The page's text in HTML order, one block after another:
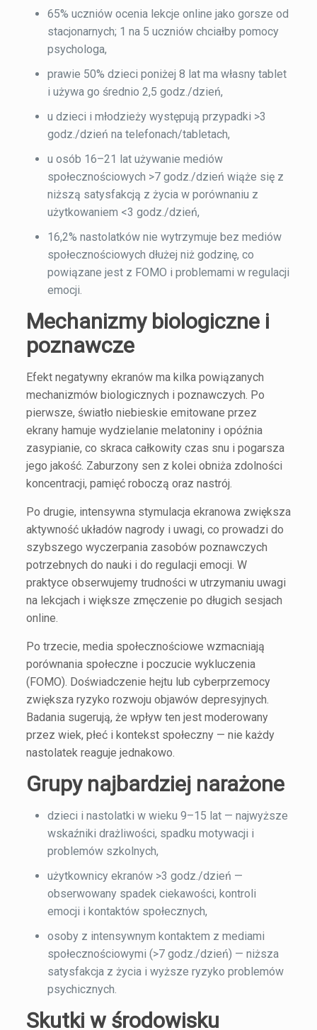
65% uczniów ocenia lekcje online jako gorsze od
stacjonarnych; 1 na 5 uczniów chciałby pomocy
psychologa,
prawie 50% dzieci poniżej 8 lat ma własny tablet
i używa go średnio 2,5 godz./dzień,
u dzieci i młodzieży występują przypadki >3
godz./dzień na telefonach/tabletach,
u osób 16–21 lat używanie mediów
społecznościowych >7 godz./dzień wiąże się z
niższą satysfakcją z życia w porównaniu z
użytkowaniem <3 godz./dzień,
16,2% nastolatków nie wytrzymuje bez mediów
społecznościowych dłużej niż godzinę, co
powiązane jest z FOMO i problemami w regulacji
emocji.
Mechanizmy biologiczne i
poznawcze
Efekt negatywny ekranów ma kilka powiązanych
mechanizmów biologicznych i poznawczych. Po
pierwsze, światło niebieskie emitowane przez
ekrany hamuje wydzielanie melatoniny i opóźnia
zasypianie, co skraca całkowity czas snu i pogarsza
jego jakość. Zaburzony sen z kolei obniża zdolności
koncentracji, pamięć roboczą oraz nastrój.
Po drugie, intensywna stymulacja ekranowa zwiększa
aktywność układów nagrody i uwagi, co prowadzi do
szybszego wyczerpania zasobów poznawczych
potrzebnych do nauki i do regulacji emocji. W
praktyce obserwujemy trudności w utrzymaniu uwagi
na lekcjach i większe zmęczenie po długich sesjach
online.
Po trzecie, media społecznościowe wzmacniają
porównania społeczne i poczucie wykluczenia
(FOMO). Doświadczenie hejtu lub cyberprzemocy
zwiększa ryzyko rozwoju objawów depresyjnych.
Badania sugerują, że wpływ ten jest moderowany
przez wiek, płeć i kontekst społeczny — nie każdy
nastolatek reaguje jednakowo.
Grupy najbardziej narażone
dzieci i nastolatki w wieku 9–15 lat — najwyższe
wskaźniki drażliwości, spadku motywacji i
problemów szkolnych,
użytkownicy ekranów >3 godz./dzień —
obserwowany spadek ciekawości, kontroli
emocji i kontaktów społecznych,
osoby z intensywnym kontaktem z mediami
społecznościowymi (>7 godz./dzień) — niższa
satysfakcja z życia i wyższe ryzyko problemów
psychicznych.
Skutki w środowisku